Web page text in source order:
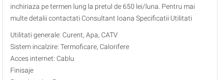
inchiriaza pe termen lung la pretul de 650 lei/luna. Pentru mai
multe detalii contactati Consultant Ioana Specificatii Utilitati
Utilitati generale: Curent, Apa, CATV
Sistem incalzire: Termoficare, Calorifere
Acces internet: Cablu
Finisaje